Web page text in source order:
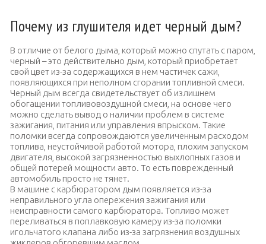
Почему из глушителя идет черный дым?
В отличие от белого дыма, который можно спутать с паром,
черный – это действительно дым, который приобретает
свой цвет из-за содержащихся в нем частичек сажи,
появляющихся при неполном сгорании топливной смеси.
Черный дым всегда свидетельствует об излишнем
обогащении топливовоздушной смеси, на основе чего
можно сделать вывод о наличии проблем в системе
зажигания, питания или управления впрыском. Такие
поломки всегда сопровождаются увеличенным расходом
топлива, неустойчивой работой мотора, плохим запуском
двигателя, высокой загрязненностью выхлопных газов и
общей потерей мощности авто. То есть поврежденный
автомобиль просто не тянет.
В машине с карбюратором дым появляется из-за
неправильного угла опережения зажигания или
неисправности самого карбюратора. Топливо может
переливаться в поплавковую камеру из-за поломки
игольчатого клапана либо из-за загрязнения воздушных